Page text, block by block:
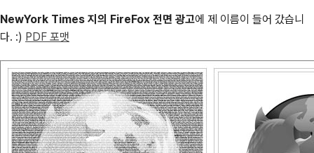
NewYork Times 지의 FireFox 전면 광고에 제 이름이 들어 갔습니
다. :) PDF 포맷